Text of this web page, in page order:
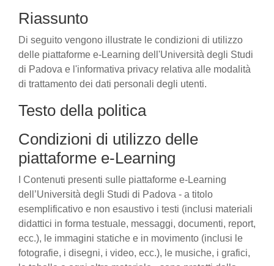
Riassunto
Di seguito vengono illustrate le condizioni di utilizzo
delle piattaforme e-Learning dell'Università degli Studi
di Padova e l'informativa privacy relativa alle modalità
di trattamento dei dati personali degli utenti.
Testo della politica
Condizioni di utilizzo delle
piattaforme e-Learning
I Contenuti presenti sulle piattaforme e-Learning
dell’Università degli Studi di Padova - a titolo
esemplificativo e non esaustivo i testi (inclusi materiali
didattici in forma testuale, messaggi, documenti, report,
ecc.), le immagini statiche e in movimento (inclusi le
fotografie, i disegni, i video, ecc.), le musiche, i grafici,